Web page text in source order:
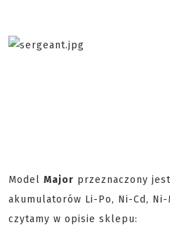
Model Major przeznaczony
akumulatorów Li-Po, Ni-Cd, Ni-
czytamy w opisie sklepu: